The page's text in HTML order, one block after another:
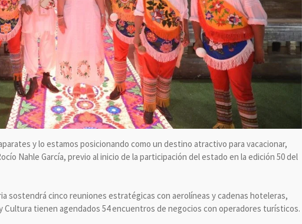
y lo estamos posicionando como un destino atractivo para vacacionar,
Nahle García, previo al inicio de la participación del estado en la edición 50 del
sostendrá cinco reuniones estratégicas con aerolíneas y cadenas hoteleras,
tienen agendados 54 encuentros de negocios con operadores turísticos.